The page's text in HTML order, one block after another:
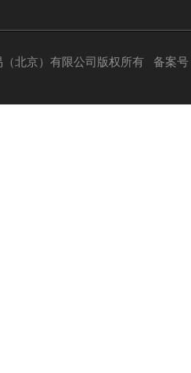
北京）有限公司版权所有 备案号